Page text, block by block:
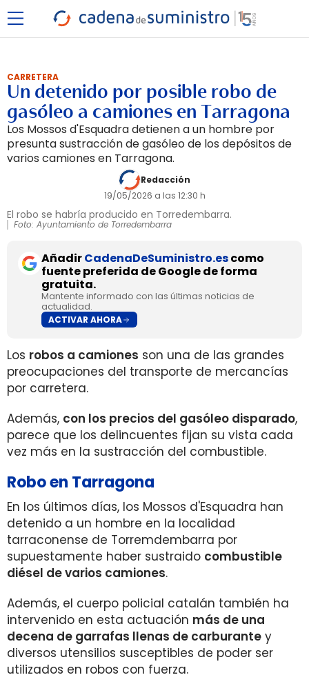
CARRETERA
Un detenido por posible robo de
gasóleo a camiones en Tarragona
Los Mossos d'Esquadra detienen a un hombre por
presunta sustracción de gasóleo de los depósitos de
varios camiones en Tarragona.
Redacción
19/05/2026 a las 12:30 h
El robo se habría producido en Torredembarra.
Foto: Ayuntamiento de Torredembarra
AñadirCadenaDeSuministro.escomo
fuente preferida de Google de forma
gratuita.
Mantente informado con las últimas noticias de
actualidad.
ACTIVAR AHORA
Los robos a camiones son una de las grandes
preocupaciones del transporte de mercancías
por carretera.
Además, con los precios del gasóleo disparado,
parece que los delincuentes fijan su vista cada
vez más en la sustracción del combustible.
Robo en Tarragona
En los últimos días, los Mossos d'Esquadra han
detenido a un hombre en la localidad
tarraconense de Torremdembarra por
supuestamente haber sustraido combustible
diésel de varios camiones.
Además, el cuerpo policial catalán también ha
intervenido en esta actuación más de una
decena de garrafas llenas de carburante y
diversos utensilios susceptibles de poder ser
utilizados en robos con fuerza.